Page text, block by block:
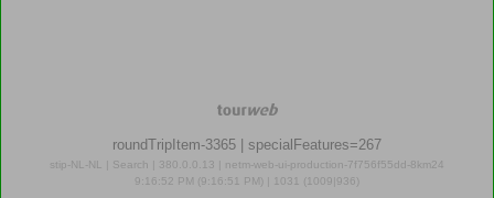
TourWeb
NetMatch
roundTripItem-3365 | specialFeatures=267
stip-NL-NL | Search | 380.0.0.13 | netm-web-ui-production-7f756f55dd-8km24
9:16:52 PM (9:16:51 PM) | 1031 (1009|936)